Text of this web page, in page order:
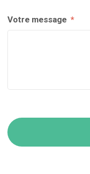
Votre message *